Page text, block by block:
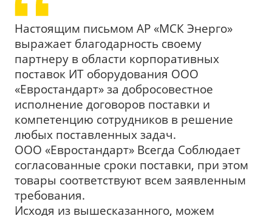
Настоящим письмом АР «МСК Энерго»
выражает благодарность своему
партнеру в области корпоративных
поставок ИТ оборудования ООО
«Евростандарт» за добросовестное
исполнение договоров поставки и
компетенцию сотрудников в решение
любых поставленных задач.
ООО «Евростандарт» Всегда Соблюдает
согласованные сроки поставки, при этом
товары соответствуют всем заявленным
требования.
Исходя из вышесказанного, можем